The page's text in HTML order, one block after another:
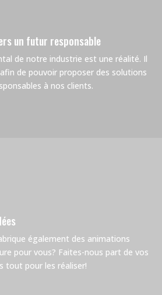
un futur responsable
de notre industrie est une réalité. Il
de pouvoir proposer des solutions
à nos clients.
également des animations
pour vous? Faites-nous part de vos
tout pour les réaliser!